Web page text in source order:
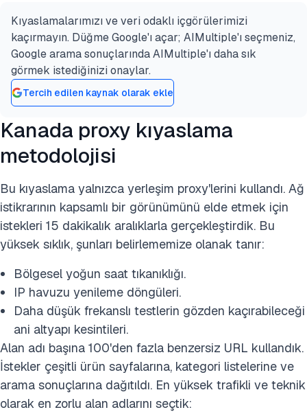
Kıyaslamalarımızı ve veri odaklı içgörülerimizi
kaçırmayın. Düğme Google'ı açar; AIMultiple'ı seçmeniz,
Google arama sonuçlarında AIMultiple'ı daha sık
görmek istediğinizi onaylar.
Tercih edilen kaynak olarak ekle
Kanada proxy kıyaslama
metodolojisi
Bu kıyaslama yalnızca yerleşim proxy'lerini kullandı. Ağ
istikrarının kapsamlı bir görünümünü elde etmek için
istekleri 15 dakikalık aralıklarla gerçekleştirdik. Bu
yüksek sıklık, şunları belirlememize olanak tanır:
Bölgesel yoğun saat tıkanıklığı.
IP havuzu yenileme döngüleri.
Daha düşük frekanslı testlerin gözden kaçırabileceği
ani altyapı kesintileri.
Alan adı başına 100'den fazla benzersiz URL kullandık.
İstekler çeşitli ürün sayfalarına, kategori listelerine ve
arama sonuçlarına dağıtıldı. En yüksek trafikli ve teknik
olarak en zorlu alan adlarını seçtik: